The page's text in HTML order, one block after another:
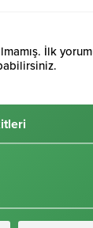
İlk